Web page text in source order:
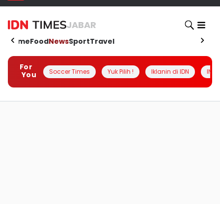
JABAR
HomeFoodNewsSportTravel
For
You
Soccer Times Yuk Pilih ! Iklanin di IDN